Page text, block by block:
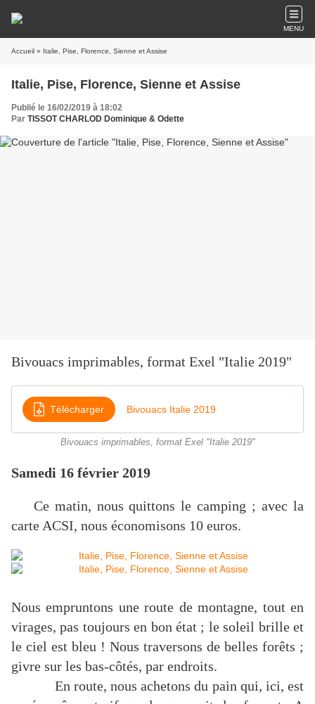
MENU
Accueil » Italie, Pise, Florence, Sienne et Assise
Italie, Pise, Florence, Sienne et Assise
Publié le 16/02/2019 à 18:02
Par TISSOT CHARLOD Dominique & Odette
Bivouacs imprimables, format Exel "Italie 2019"
Télécharger Bivouacs Italie 2019
Bivouacs imprimables, format Exel "Italie 2019"
Samedi 16 février 2019
Ce matin, nous quittons le camping ; avec la
carte ACSI, nous économisons 10 euros.
Nous empruntons une route de montagne, tout en
virages, pas toujours en bon état ; le soleil brille et
le ciel est bleu ! Nous traversons de belles forêts ;
givre sur les bas-côtés, par endroits.
En route, nous achetons du pain qui, ici, est